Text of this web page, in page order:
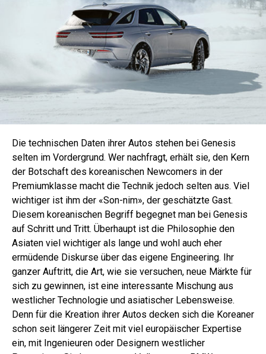
Die technischen Daten ihrer Autos stehen bei Genesis
selten im Vordergrund. Wer nachfragt, erhält sie, den Kern
der Botschaft des koreanischen Newcomers in der
Premiumklasse macht die Technik jedoch selten aus. Viel
wichtiger ist ihm der «Son-nim», der geschätzte Gast.
Diesem koreanischen Begriff begegnet man bei Genesis
auf Schritt und Tritt. Überhaupt ist die Philosophie den
Asiaten viel wichtiger als lange und wohl auch eher
ermüdende Diskurse über das eigene Engineering. Ihr
ganzer Auftritt, die Art, wie sie versuchen, neue Märkte für
sich zu gewinnen, ist eine interessante Mischung aus
westlicher Technologie und asiatischer Lebensweise.
Denn für die Kreation ihrer Autos decken sich die Koreaner
schon seit längerer Zeit mit viel europäischer Expertise
ein, mit Ingenieuren oder Designern westlicher